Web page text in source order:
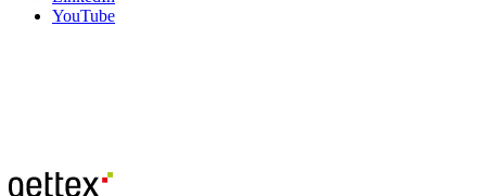
YouTube